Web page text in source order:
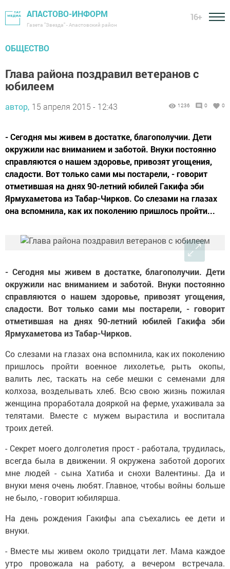
АПАСТОВО-ИНФОРМ
Газета "Звезда" - Апастовский район
16+
ОБЩЕСТВО
Глава района поздравил ветеранов с
юбилеем
автор, 15 апреля 2015 - 12:43 1236 0 0
- Сегодня мы живем в достатке, благополучии. Дети
окружили нас вниманием и заботой. Внуки постоянно
справляются о нашем здоровье, привозят угощения,
сладости. Вот только сами мы постарели, - говорит
отметившая на днях 90-летний юбилей Гакифа эби
Ярмухаметова из Табар-Чирков. Со слезами на глазах
она вспомнила, как их поколению пришлось пройти...
- Сегодня мы живем в достатке, благополучии. Дети
окружили нас вниманием и заботой. Внуки постоянно
справляются о нашем здоровье, привозят угощения,
сладости. Вот только сами мы постарели, - говорит
отметившая на днях 90-летний юбилей Гакифа эби
Ярмухаметова из Табар-Чирков.
Со слезами на глазах она вспомнила, как их поколению
пришлось пройти военное лихолетье, рыть окопы,
валить лес, таскать на себе мешки с семенами для
колхоза, возделывать хлеб. Всю свою жизнь пожилая
женщина проработала дояркой на ферме, ухаживала за
телятами. Вместе с мужем вырастила и воспитала
троих детей.
- Секрет моего долголетия прост - работала, трудилась,
всегда была в движении. Я окружена заботой дорогих
мне людей - сына Хатиба и снохи Валентины. Да и
внуки меня очень любят. Главное, чтобы войны больше
не было, - говорит юбилярша.
На день рождения Гакифы апа съехались ее дети и
внуки.
- Вместе мы живем около тридцати лет. Мама каждое
утро провожала на работу, а вечером встречала.